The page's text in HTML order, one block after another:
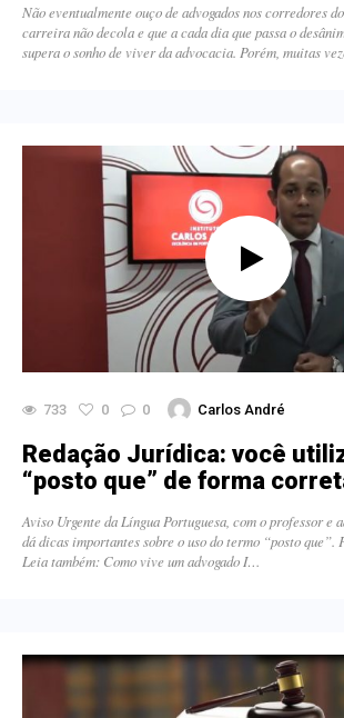
Não eventualmente ouço de advogados nos corredores
carreira não decola e que a cada dia que passa o
supera o sonho de viver da advocacia. Porém, muitas
733 0 0 Carlos André
Redação Jurídica: você
“posto que” de forma
Aviso Urgente da Língua Portuguesa, com o professor e
dá dicas importantes sobre o uso do termo “posto
Leia também: Como vive um advogado I…